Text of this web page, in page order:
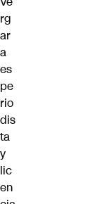
rg
ar
a
es
pe
rio
dis
ta
y
lic
en